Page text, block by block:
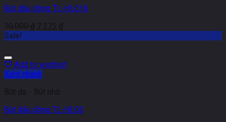
Bút dấu dòng TL-HL016
10.000₫ 7.375 ₫
Sale!
Add to wishlist
Xem nhanh
Bút dạ - Bút nhớ
Bút dấu dòng TL-HL03